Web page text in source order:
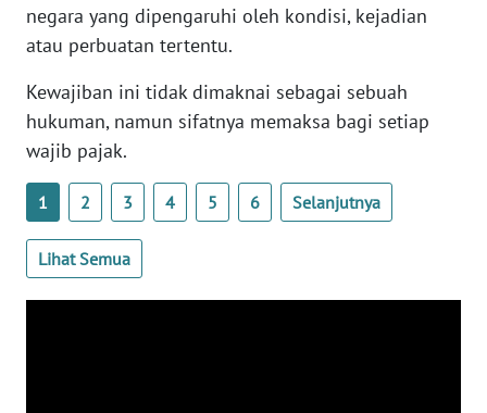
negara yang dipengaruhi oleh kondisi, kejadian
atau perbuatan tertentu.
Kewajiban ini tidak dimaknai sebagai sebuah
hukuman, namun sifatnya memaksa bagi setiap
wajib pajak.
1 2 3 4 5 6 Selanjutnya
Lihat Semua
WN
BANTEN
WN
NTT
WN
KEPRI
WN